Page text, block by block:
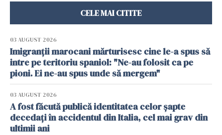
CELE MAI CITITE
03 AUGUST 2026
Imigranții marocani mărturisesc cine le-a spus să
intre pe teritoriu spaniol: "Ne-au folosit ca pe
pioni. Ei ne-au spus unde să mergem"
03 AUGUST 2026
A fost făcută publică identitatea celor șapte
decedați în accidentul din Italia, cel mai grav din
ultimii ani